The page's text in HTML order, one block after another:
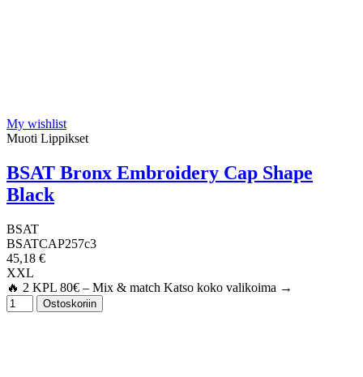
My wishlist
Muoti Lippikset
BSAT Bronx Embroidery Cap Shape
Black
BSAT
BSATCAP257c3
45,18 €
XXL
🔥 2 KPL 80€ – Mix & match Katso koko valikoima →
Ostoskoriin